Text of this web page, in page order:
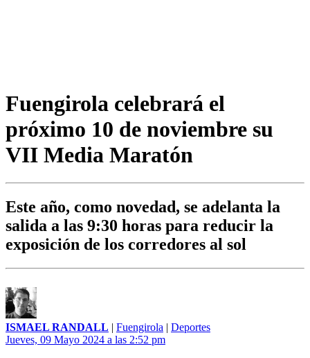
Fuengirola celebrará el
próximo 10 de noviembre su
VII Media Maratón
Este año, como novedad, se adelanta la
salida a las 9:30 horas para reducir la
exposición de los corredores al sol
ISMAEL RANDALL | Fuengirola | Deportes
Jueves, 09 Mayo 2024 a las 2:52 pm